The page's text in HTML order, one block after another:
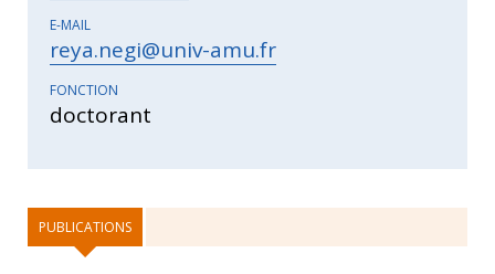
E-MAIL
reya.negi@univ-amu.fr
FONCTION
doctorant
PUBLICATIONS